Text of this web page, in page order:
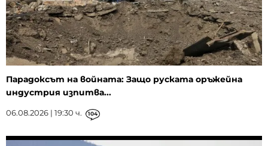
Парадоксът на войната: Защо руската оръжейна
индустрия изпитва...
06.08.2026 | 19:30 ч. 104